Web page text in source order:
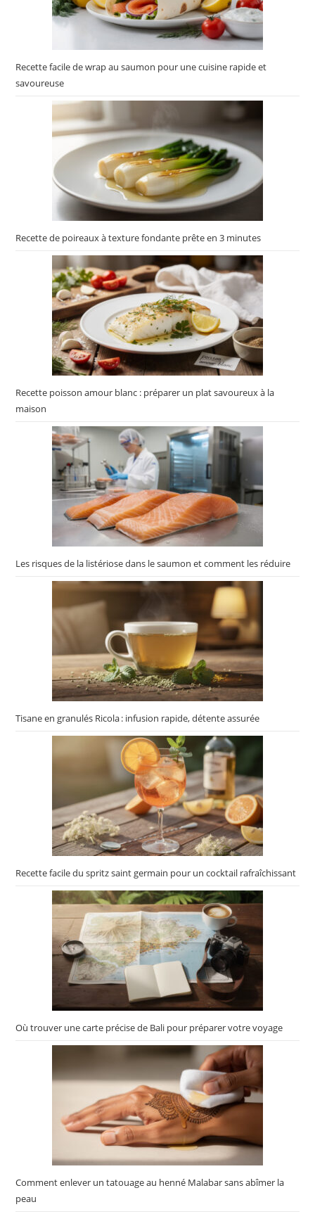
Recette facile de wrap au saumon pour une cuisine rapide et
savoureuse
Recette de poireaux à texture fondante prête en 3 minutes
Recette poisson amour blanc : préparer un plat savoureux à la
maison
Les risques de la listériose dans le saumon et comment les réduire
Tisane en granulés Ricola : infusion rapide, détente assurée
Recette facile du spritz saint germain pour un cocktail rafraîchissant
Où trouver une carte précise de Bali pour préparer votre voyage
Comment enlever un tatouage au henné Malabar sans abîmer la
peau